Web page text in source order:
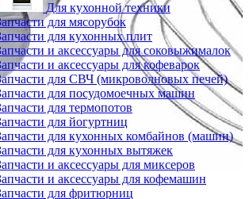
Для кухонной техники
для мясорубок
для кухонных плит
и аксессуары для соковыжималок
и аксессуары для кофеварок
для СВЧ (микроволновых печей)
для посудомоечных машин
для термопотов
для йогуртниц
для кухонных комбайнов (машин)
для кухонных вытяжек
и аксессуары для миксеров
и аксессуары для кофемашин
для фритюрниц